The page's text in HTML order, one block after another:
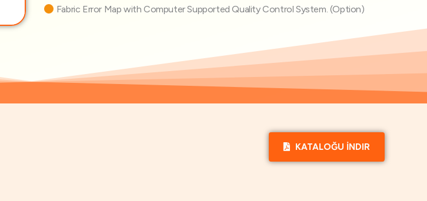
Fabric Error Map with Computer Supported Quality Control System. (Option)
KATALOĞU İNDIR